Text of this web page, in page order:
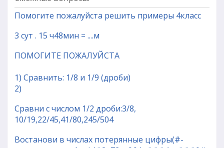
Помогите пожалуйста решить примеры 4класс
3 сут . 15 ч48мин = ....м
ПОМОГИТЕ ПОЖАЛУЙСТА
1) Сравнить: 1/8 и 1/9 (дроби)
2)
Сравни с числом 1/2 дроби:3/8,
10/19,22/45,41/80,245/504
Востанови в числах потерянные цифры(#-